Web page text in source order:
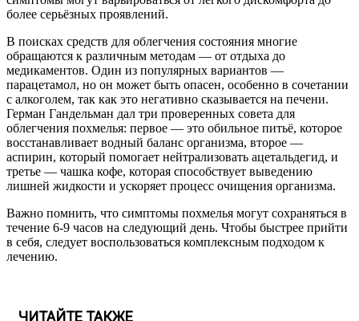
более серьёзных проявлений.
В поисках средств для облегчения состояния многие
обращаются к различным методам — от отдыха до
медикаментов. Один из популярных вариантов —
парацетамол, но он может быть опасен, особенно в сочетании
с алкоголем, так как это негативно сказывается на печени.
Герман Гандельман дал три проверенных совета для
облегчения похмелья: первое — это обильное питьё, которое
восстанавливает водный баланс организма, второе —
аспирин, который помогает нейтрализовать ацетальдегид, и
третье — чашка кофе, которая способствует выведению
лишней жидкости и ускоряет процесс очищения организма.
Важно помнить, что симптомы похмелья могут сохраняться в
течение 6-9 часов на следующий день. Чтобы быстрее прийти
в себя, следует воспользоваться комплексным подходом к
лечению.
ЧИТАЙТЕ ТАКЖЕ